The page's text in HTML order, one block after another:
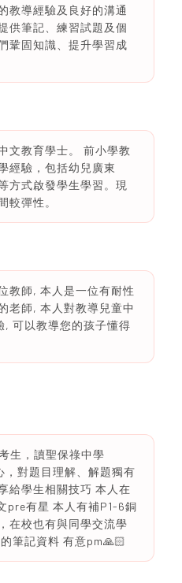
教導經驗及良好的溝通
供筆記、練習試題及個
鞏固知識、提升學習成
文教育學士。 前小學教
經驗，包括幼兒廣東
方式啟發學生學習。現
較彈性。
教師, 本人是一位有耐性
老師, 本人對教導兒童中
, 可以教導您的孩子懂得
生，讀聖保祿中學
，對題目理解、解題獨有
給學生相關技巧 本人在
pre有星 本人有補P1-6銅
在校也有與同學交流學
筆記資料 有意pm🙏🏻